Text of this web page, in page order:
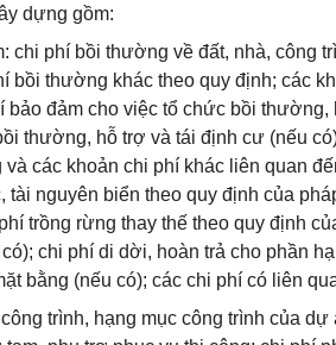
dựng gồm:
phí bồi thường về đất, nhà, công
bồi thường khác theo quy định; các
đảm cho việc tổ chức bồi thường,
thường, hỗ trợ và tái định cư (nếu
các khoản chi phí khác liên quan
nguyên biển theo quy định của
trồng rừng thay thế theo quy định
chi phí di dời, hoàn trả cho phần
bằng (nếu có); các chi phí có liên
trình, hạng mục công trình của dự